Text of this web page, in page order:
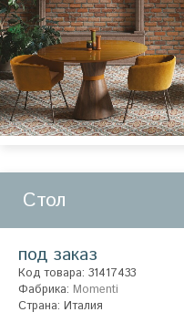
Стол
под заказ
Код товара: 31417433
Фабрика: Momenti
Страна: Италия